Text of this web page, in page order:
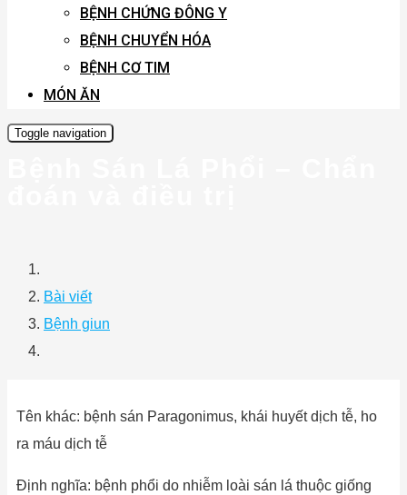
BỆNH CHỨNG ĐÔNG Y
BỆNH CHUYỂN HÓA
BỆNH CƠ TIM
MÓN ĂN
Toggle navigation
Bài viết
Bệnh giun
Tên khác: bệnh sán Paragonimus, khái huyết dịch tễ, ho
ra máu dịch tễ
Định nghĩa: bệnh phổi do nhiễm loài sán lá thuộc giống